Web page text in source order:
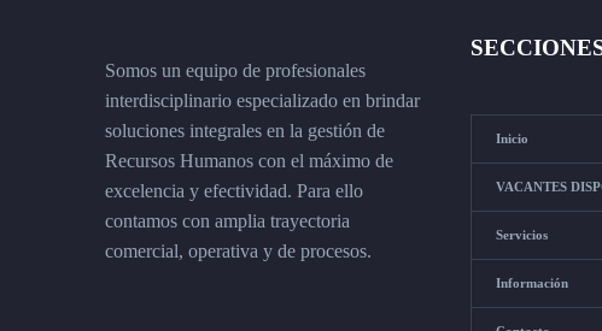
Somos un equipo de profesionales
interdisciplinario especializado en brindar
soluciones integrales en la gestión de
Recursos Humanos con el máximo de
excelencia y efectividad. Para ello
contamos con amplia trayectoria
comercial, operativa y de procesos.
Inicio
VACANTES
Servicios
Información